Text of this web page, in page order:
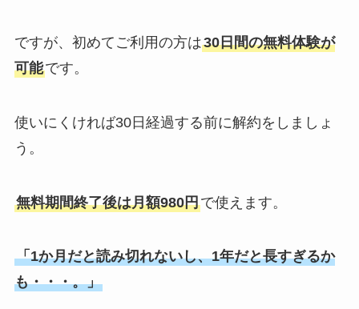
ですが、初めてご利用の方は30日間の無料体験が
可能です。
使いにくければ30日経過する前に解約をしましょ
う。
無料期間終了後は月額980円で使えます。
「1か月だと読み切れないし、1年だと長すぎるか
も・・・。」